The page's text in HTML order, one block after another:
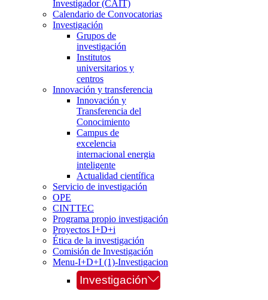
Investigador (CAIT)
Calendario de Convocatorias
Investigación
Grupos de
investigación
Institutos
universitarios y
centros
Innovación y transferencia
Innovación y
Transferencia del
Conocimiento
Campus de
excelencia
internacional energia
inteligente
Actualidad científica
Servicio de investigación
OPE
CINTTEC
Programa propio investigación
Proyectos I+D+i
Ética de la investigación
Comisión de Investigación
Menu-I+D+I (1)-Investigacion
Investigación